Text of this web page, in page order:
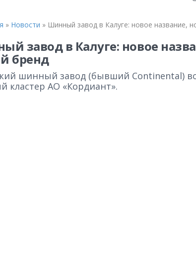
» Новости » Шинный завод в Калуге: новое название,
завод в Калуге: новое
бренд
шинный завод (бывший Continental)
кластер АО «Кордиант».